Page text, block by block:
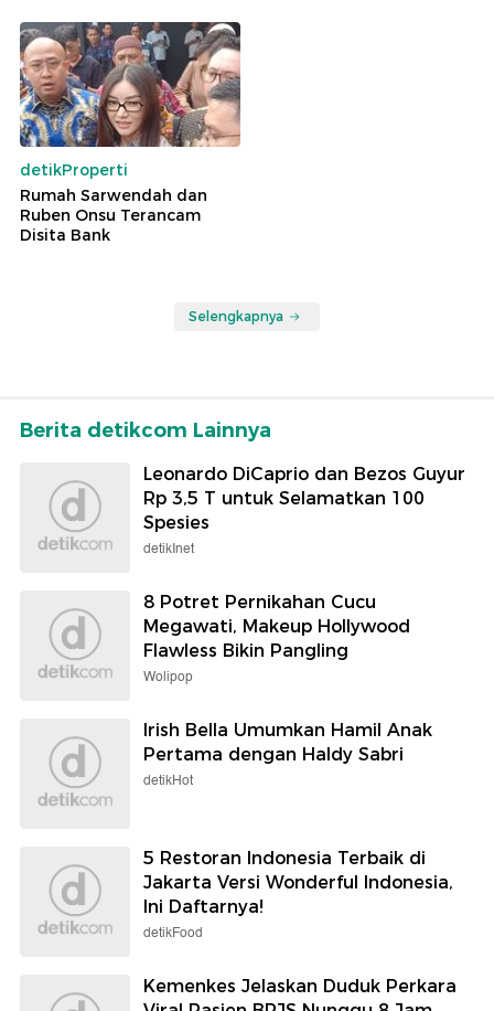
detikProperti
Rumah Sarwendah dan
Ruben Onsu Terancam
Disita Bank
Selengkapnya
Berita detikcom Lainnya
Leonardo DiCaprio dan Bezos Guyur
Rp 3,5 T untuk Selamatkan 100
Spesies
detikInet
8 Potret Pernikahan Cucu
Megawati, Makeup Hollywood
Flawless Bikin Pangling
Wolipop
Irish Bella Umumkan Hamil Anak
Pertama dengan Haldy Sabri
detikHot
5 Restoran Indonesia Terbaik di
Jakarta Versi Wonderful Indonesia,
Ini Daftarnya!
detikFood
Kemenkes Jelaskan Duduk Perkara